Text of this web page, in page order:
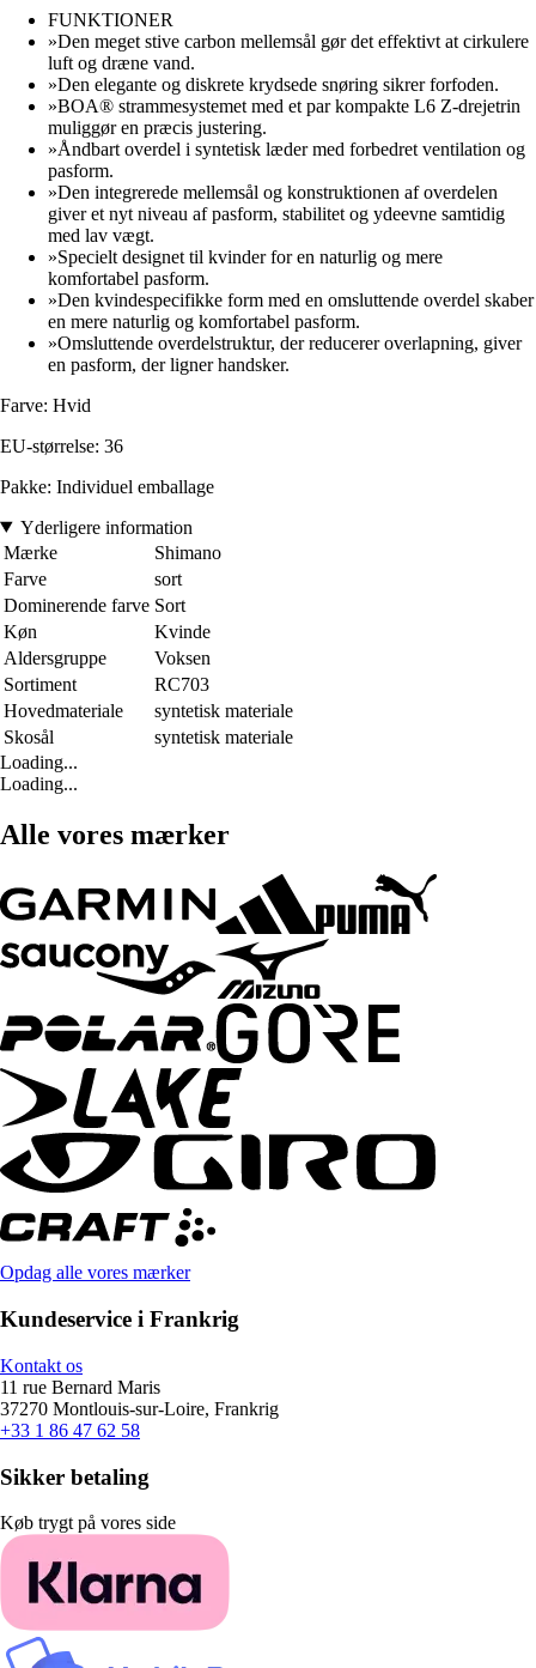
FUNKTIONER
»Den meget stive carbon mellemsål gør det effektivt at cirkulere
luft og dræne vand.
»Den elegante og diskrete krydsede snøring sikrer forfoden.
»BOA® strammesystemet med et par kompakte L6 Z-drejetrin
muliggør en præcis justering.
»Åndbart overdel i syntetisk læder med forbedret ventilation og
pasform.
»Den integrerede mellemsål og konstruktionen af overdelen
giver et nyt niveau af pasform, stabilitet og ydeevne samtidig
med lav vægt.
»Specielt designet til kvinder for en naturlig og mere
komfortabel pasform.
»Den kvindespecifikke form med en omsluttende overdel skaber
en mere naturlig og komfortabel pasform.
»Omsluttende overdelstruktur, der reducerer overlapning, giver
en pasform, der ligner handsker.
Farve: Hvid
EU-størrelse: 36
Pakke: Individuel emballage
Yderligere information
Mærke
Shimano
Farve
sort
Dominerende farve Sort
Køn
Kvinde
Aldersgruppe
Voksen
Sortiment
RC703
Hovedmateriale
syntetisk materiale
Skosål
syntetisk materiale
Loading...
Loading...
Alle vores mærker
Opdag alle vores mærker
Kundeservice i Frankrig
Kontakt os
11 rue Bernard Maris
37270 Montlouis-sur-Loire, Frankrig
+33 1 86 47 62 58
Sikker betaling
Køb trygt på vores side